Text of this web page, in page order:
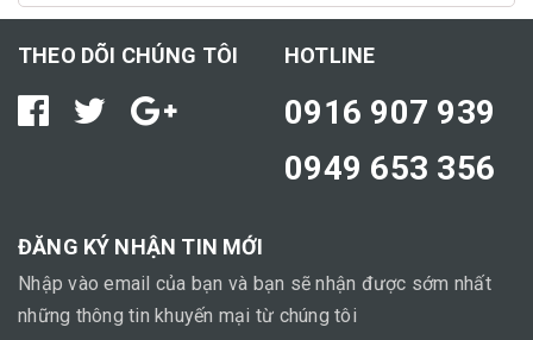
THEO DÕI CHÚNG TÔI HOTLINE
0916 907 939
0949 653 356
ĐĂNG KÝ NHẬN TIN MỚI
Nhập vào email của bạn và bạn sẽ nhận được sớm nhất
những thông tin khuyến mại từ chúng tôi